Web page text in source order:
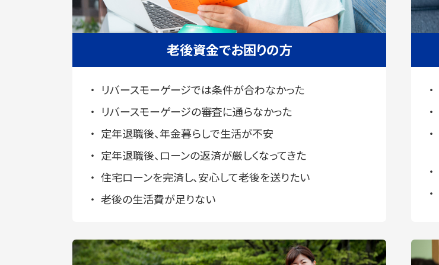
老後資金でお困りの方
リバースモーゲージでは条件が合わなかった
リバースモーゲージの審査に通らなかった
定年退職後、年金暮らしで生活が不安
定年退職後、ローンの返済が厳しくなってきた
住宅ローンを完済し、安心して老後を送りたい
老後の生活費が足りない